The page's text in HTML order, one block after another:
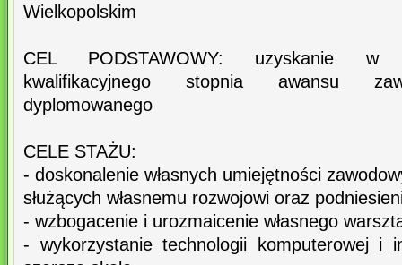
Wielkopolskim
CEL PODSTAWOWY: uzyskanie w
kwalifikacyjnego stopnia awansu
dyplomowanego
CELE STAŻU:
- doskonalenie własnych umiejętności
służących własnemu rozwojowi oraz
- wzbogacenie i urozmaicenie własnego
- wykorzystanie technologii komputerowej i